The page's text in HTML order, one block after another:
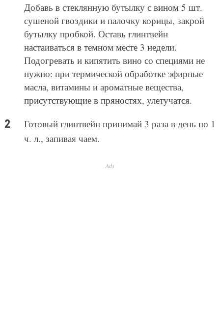
Добавь в стеклянную бутылку с вином 5 шт.
сушеной гвоздики и палочку корицы, закрой
бутылку пробкой. Оставь глинтвейн
настаиваться в темном месте 3 недели.
Подогревать и кипятить вино со специями не
нужно: при термической обработке эфирные
масла, витамины и ароматные вещества,
присутствующие в пряностях, улетучатся.
Готовый глинтвейн принимай 3 раза в день по 1
ч. л., запивая чаем.
Ads